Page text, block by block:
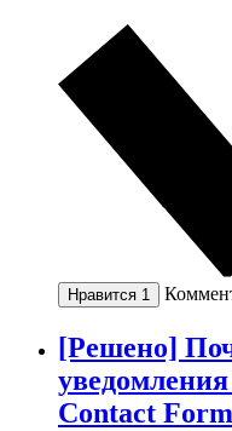
Нравится 1
[Решено]
Contact